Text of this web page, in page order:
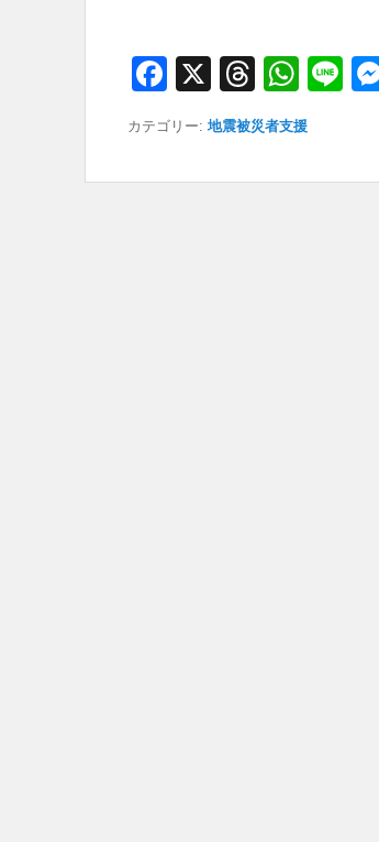
F
a
c
e
X
T
hr
e
a
W
h
at
s
Li
カテゴリー: 地震被災者支援